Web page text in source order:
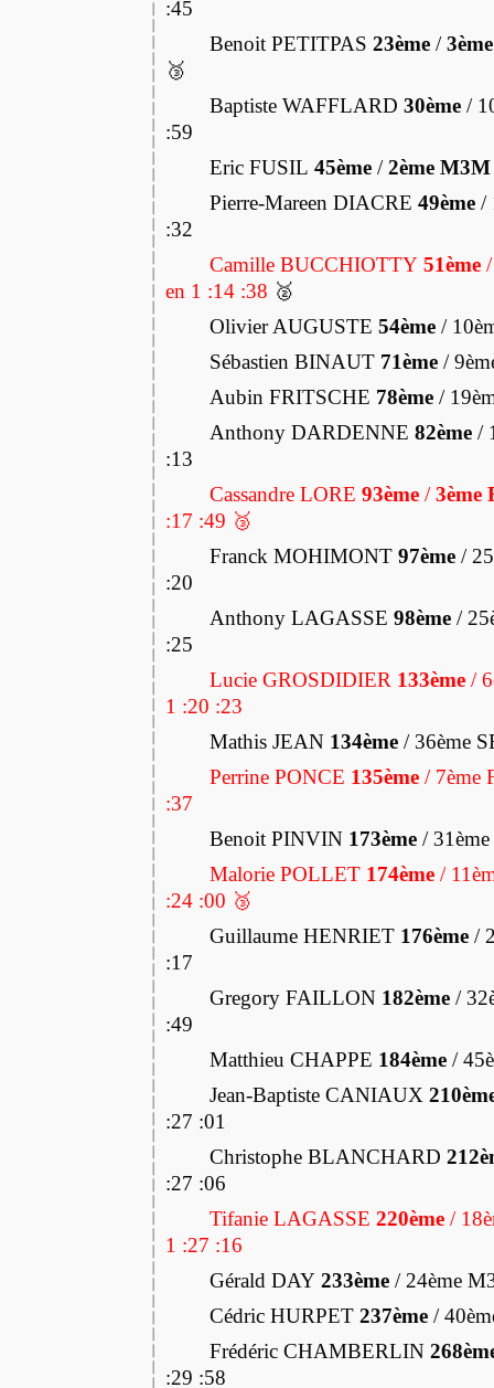
:45
Benoit PETITPAS 23ème /
🥉
Baptiste WAFFLARD 30ème /
:59
Eric FUSIL 45ème /2ème M3M
Pierre-Mareen DIACRE 49ème /
:32
Camille BUCCHIOTTY 51ème
en 1 :14 :38 🥈
Olivier AUGUSTE 54ème /
Sébastien BINAUT 71ème /
Aubin FRITSCHE 78ème /
Anthony DARDENNE 82ème /
:13
Cassandre LORE 93ème /3ème
:17 :49 🥉
Franck MOHIMONT 97ème /
:20
Anthony LAGASSE 98ème /
:25
Lucie GROSDIDIER 133ème /
1 :20 :23
Mathis JEAN 134ème / 36ème
Perrine PONCE 135ème / 7ème
:37
Benoit PINVIN 173ème /
Malorie POLLET 174ème /
:24 :00 🥉
Guillaume HENRIET 176ème /
:17
Gregory FAILLON 182ème /
:49
Matthieu CHAPPE 184ème /
Jean-Baptiste CANIAUX
:27 :01
Christophe BLANCHARD
:27 :06
Tifanie LAGASSE 220ème /
1 :27 :16
Gérald DAY 233ème / 24ème
Cédric HURPET 237ème /
Frédéric CHAMBERLIN
:29 :58